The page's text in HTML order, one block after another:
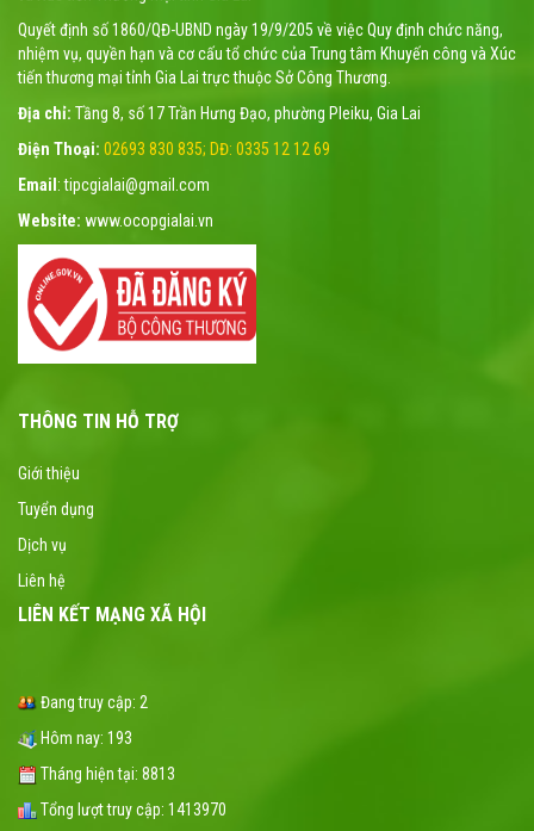
Quyết định số 1860/QĐ-UBND ngày 19/9/205 về việc Quy định chức năng,
nhiệm vụ, quyền hạn và cơ cấu tổ chức của Trung tâm Khuyến công và Xúc
tiến thương mại tỉnh Gia Lai trực thuộc Sở Công Thương.
Địa chỉ: Tầng 8, số 17 Trần Hưng Đạo, phường Pleiku, Gia Lai
Điện Thoại: 02693 830 835; DĐ: 0335 12 12 69
Email : tipcgialai@gmail.com
Website: www.ocopgialai.vn
THÔNG TIN HỖ TRỢ
Giới thiệu
Tuyển dụng
Dịch vụ
Liên hệ
LIÊN KẾT MẠNG XÃ HỘI
Đang truy cập: 2
Hôm nay: 193
Tháng hiện tại: 8813
Tổng lượt truy cập: 1413970